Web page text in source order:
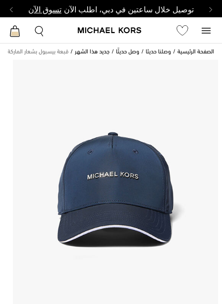
توصيل خلال ساعتين في دبي، اطلب الآن تسوق الآن
الصفحة الرئيسية وصلنا حديثا وصل حديثًا جديد هذا الشهر قبعة بيسبول بشعار الماركة